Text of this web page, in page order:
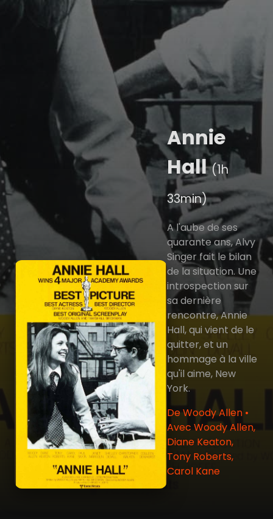
Annie
Hall(1h
33min)
A l'aube de ses
quarante ans, Alvy
Singer fait le bilan
de la situation. Une
introspection sur
sa dernière
rencontre, Annie
Hall, qui vient de le
quitter, et un
hommage à la ville
qu'il aime, New
York.
De Woody Allen •
Avec Woody Allen,
Diane Keaton,
Tony Roberts,
Carol Kane